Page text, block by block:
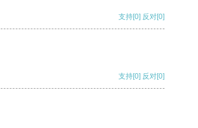
支持[0] 反对[0]
支持[0] 反对[0]